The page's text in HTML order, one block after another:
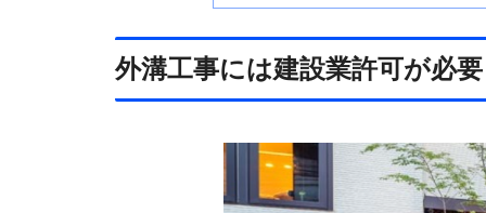
外溝工事には建設業許可が必